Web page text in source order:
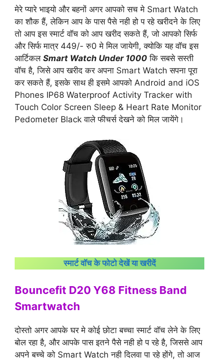
मेरे प्यारे भाइयो और बहनों अगर आपको सच मे Smart Watch
का शौक हैं, लेकिन आप के पास पैसे नही हो प रहे खरीदने के लिए
तो आप इस स्मार्ट वॉच को आप खरीद सकते हैं, जो आपको सिर्फ
और सिर्फ मात्र 449/- रु0 मे मिल जायेगी, क्योकि यह वॉच इस
आर्टिकल Smart Watch Under 1000 कि सबसे सस्ती
वॉच है, जिसे आप खरीद कर अपना Smart Watch सपना पूरा
कर सकते हैं, इसके साथ ही इसमे आपको Android and iOS
Phones IP68 Waterproof Activity Tracker with
Touch Color Screen Sleep & Heart Rate Monitor
Pedometer Black वाले फीचर्स देखने को मिल जायेंगे।
स्मार्ट वॉच के फोटो देखें या खरीदें
Bouncefit D20 Y68 Fitness Band
Smartwatch
दोस्तो अगर आपके घर मे कोई छोटा बच्चा स्मार्ट वॉच लेने के लिए
बोल रहा है, और आपके पास इतने पैसे नही हो प रहे है, जिससे आप
अपने बच्चे को Smart Watch नही दिलवा पा रहे होंगे, तो आज